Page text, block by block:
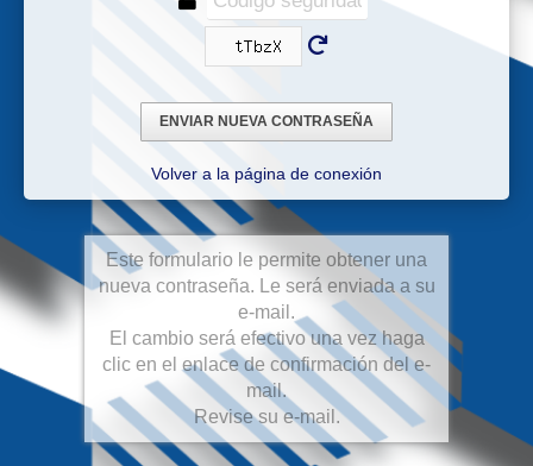
Volver a la página de conexión
Este formulario le permite obtener una
nueva contraseña. Le será enviada a su
e-mail.
El cambio será efectivo una vez haga
clic en el enlace de confirmación del e-
mail.
Revise su e-mail.